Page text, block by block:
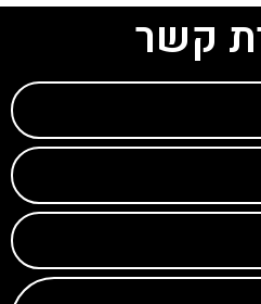
קשר